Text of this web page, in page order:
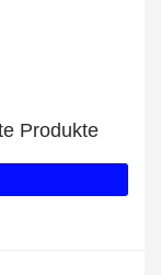
Produkte